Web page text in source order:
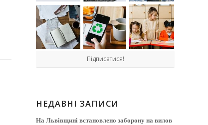
Підписатися!
НЕДАВНІ ЗАПИСИ
На Львівщині встановлено заборону на вилов